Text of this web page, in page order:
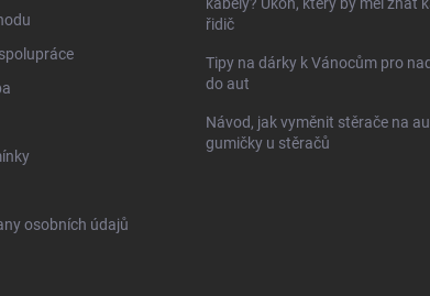
osobních údajů
řidič
Tipy na dárky k Vánocům pro
do aut
Návod, jak vyměnit stěrače na
gumičky u stěračů